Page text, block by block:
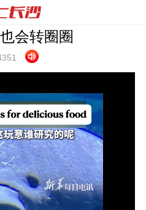
会转圈圈